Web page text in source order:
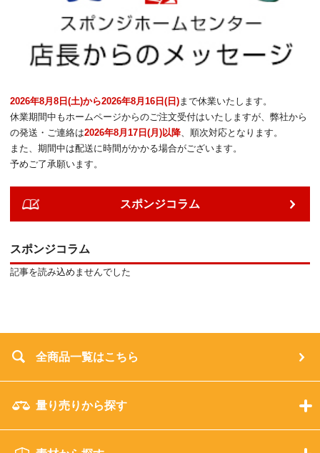
2026年8月8日(土)から2026年8月16日(日) まで休業いたします。
休業期間中もホームページからのご注文受付はいたしますが、弊社から
の発送・ご連絡は2026年8月17日(月)以降 、順次対応となります。
また、期間中は配送に時間がかかる場合がございます。
予めご了承願います。
スポンジコラム
スポンジコラム
記事を読み込めませんでした
全商品一覧はこちら
量り売りから探す